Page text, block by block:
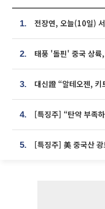
1.
2.
3.
4.
5.